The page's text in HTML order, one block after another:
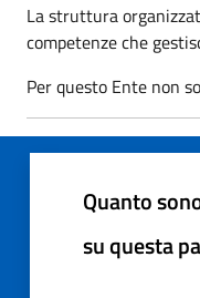
La struttura
competenze che
Per questo Ente non
Quanto
su questa